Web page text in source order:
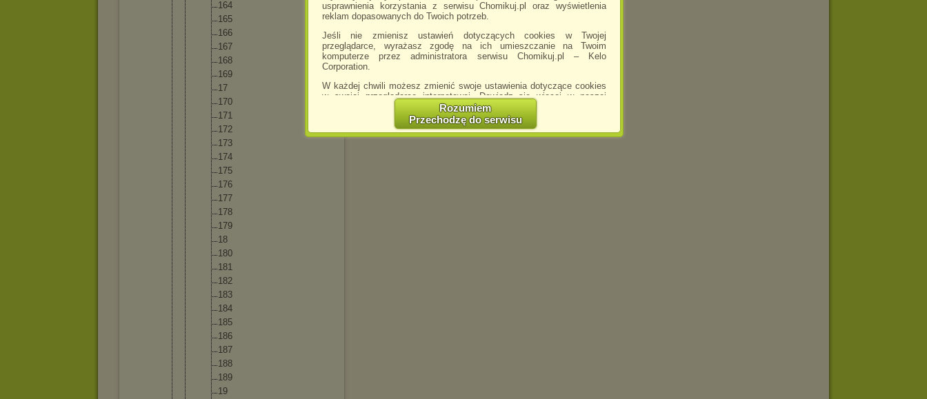
usprawnienia korzystania z serwisu Chomikuj.pl oraz wyświetlenia
reklam dopasowanych do Twoich potrzeb.
Jeśli nie zmienisz ustawień dotyczących cookies w Twojej
przeglądarce, wyrażasz zgodę na ich umieszczanie na Twoim
komputerze przez administratora serwisu Chomikuj.pl – Kelo
Corporation.
W każdej chwili możesz zmienić swoje ustawienia dotyczące cookies
w swojej przeglądarce internetowej. Dowiedz się więcej w naszej
http://chomikuj.pl/PolitykaPrywatnosci.aspx
Jednocześnie informujemy że zmiana ustawień przeglądarki może
spowodować ograniczenie korzystania ze strony Chomikuj.pl.
Rozumiem
Przechodzę do serwisu
164
165
166
167
168
169
17
170
171
172
173
174
175
176
177
178
179
18
180
181
182
183
184
185
186
187
188
189
19